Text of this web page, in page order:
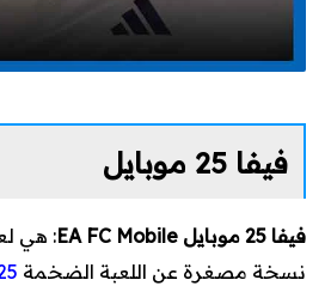
فيفا 25 موبايل
فيفا 25 موبايل EA FC Mobile: هي
نسخة مصغرة عن اللعبة الضخمة